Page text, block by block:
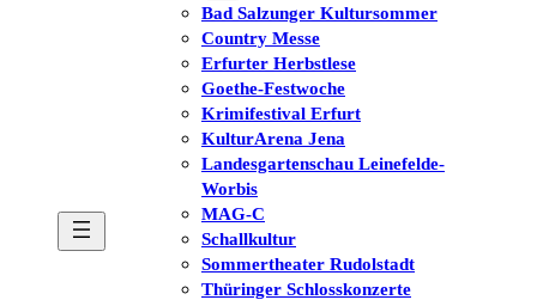
Bad Salzunger Kultursommer
Country Messe
Erfurter Herbstlese
Goethe-Festwoche
Krimifestival Erfurt
KulturArena Jena
Landesgartenschau Leinefelde-
Worbis
MAG-C
Schallkultur
Sommertheater Rudolstadt
Thüringer Schlosskonzerte